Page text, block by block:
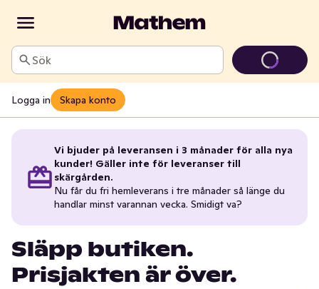
Sök
Logga in Skapa konto
Vi bjuder på leveransen i 3 månader för alla nya
kunder! Gäller inte för leveranser till
skärgården.
Nu får du fri hemleverans i tre månader så länge du
handlar minst varannan vecka. Smidigt va?
Släpp butiken.
Prisjakten är över.